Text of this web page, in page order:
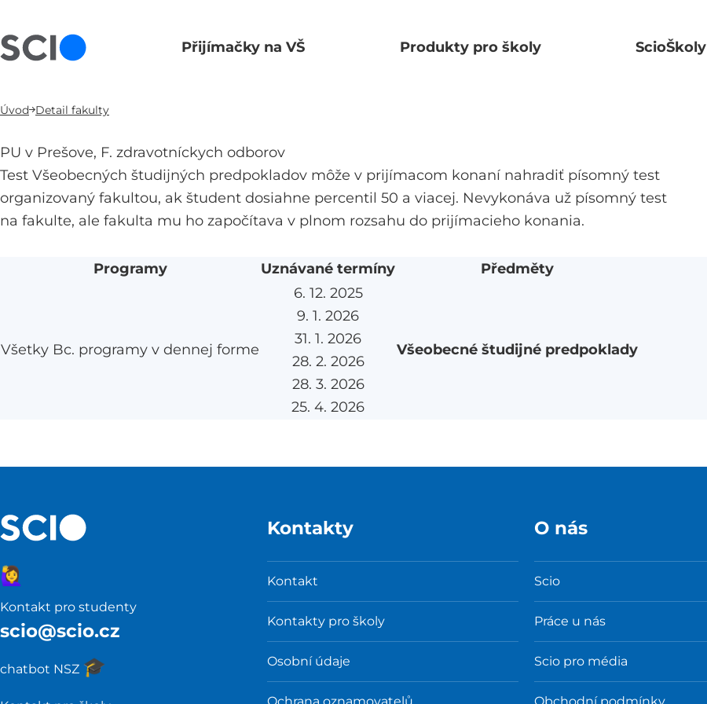
Přijímačky na VŠ Produkty pro školy ScioŠkoly
Úvod Detail fakulty
PU v Prešove, F. zdravotníckych odborov
Test Všeobecných študijných predpokladov môže v prijímacom konaní nahradiť písomný test
organizovaný fakultou, ak študent dosiahne percentil 50 a viacej. Nevykonáva už písomný test
na fakulte, ale fakulta mu ho započítava v plnom rozsahu do prijímacieho konania.
Programy Uznávané termíny Předměty
Všetky Bc. programy v dennej forme
6. 12. 2025
9. 1. 2026
31. 1. 2026
28. 2. 2026
28. 3. 2026
25. 4. 2026
Všeobecné študijné predpoklady
Kontakt pro studenty
scio@scio.cz
chatbot NSZ 🎓️
🙋‍♀️
Kontakty
Kontakt
Kontakty pro školy
Osobní údaje
O nás
Scio
Práce u nás
Scio pro média